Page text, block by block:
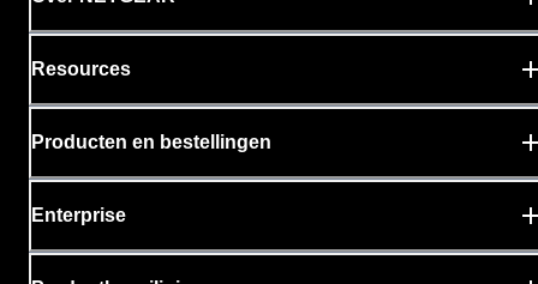
Resources
Producten en bestellingen
Enterprise